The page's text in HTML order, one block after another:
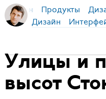
Бирман Продукты
Дизайн
Улицы и
высот